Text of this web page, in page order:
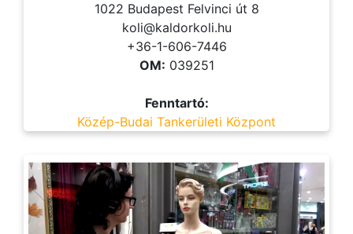
1022 Budapest Felvinci út 8
koli@kaldorkoli.hu
+36-1-606-7446
OM: 039251
Fenntartó:
Közép-Budai Tankerületi Központ